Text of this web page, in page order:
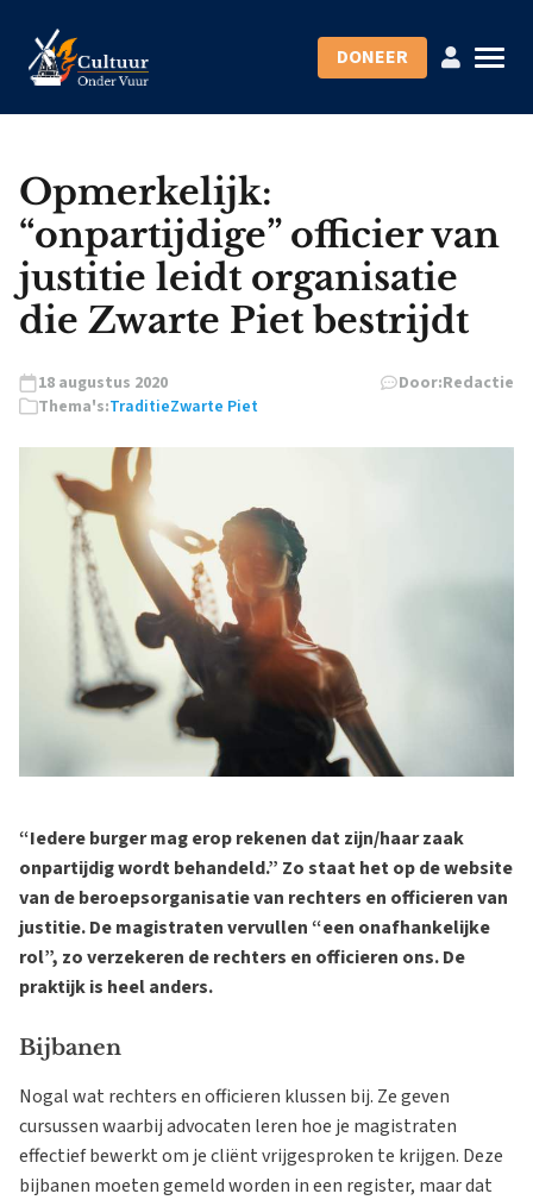
DONEER
Opmerkelijk:
“onpartijdige” officier van
justitie leidt organisatie
die Zwarte Piet bestrijdt
18 augustus 2020 Door:Redactie
Thema's:TraditieZwarte Piet
“Iedere burger mag erop rekenen dat zijn/haar zaak
onpartijdig wordt behandeld.” Zo staat het op de website
van de beroepsorganisatie van rechters en officieren van
justitie. De magistraten vervullen “een onafhankelijke
rol”, zo verzekeren de rechters en officieren ons. De
praktijk is heel anders.
Bijbanen
Nogal wat rechters en officieren klussen bij. Ze geven
cursussen waarbij advocaten leren hoe je magistraten
effectief bewerkt om je cliënt vrijgesproken te krijgen. Deze
bijbanen moeten gemeld worden in een register, maar dat